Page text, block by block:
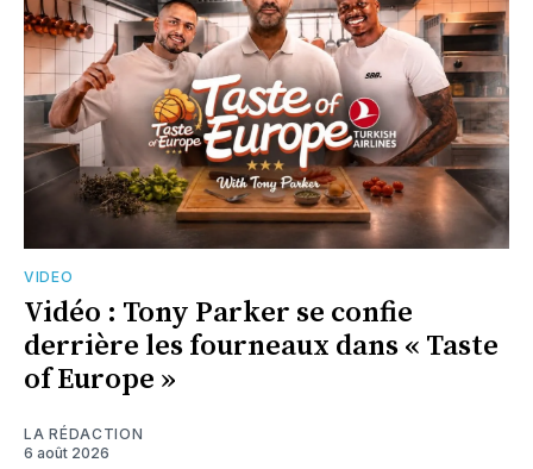
VIDEO
Vidéo : Tony Parker se confie
derrière les fourneaux dans « Taste
of Europe »
LA RÉDACTION
6 août 2026